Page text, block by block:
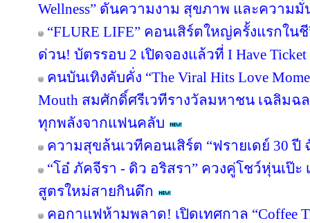
Wellness” ดันความงาม สุขภาพ และความ
“FLURE LIFE” คอนเสิร์ตใหญ่ครั้งแรกใ
ด่วน! บัตรรอบ 2 เปิดจองแล้วที่ I Have Ticket
คนบันเทิงคับคั่ง “The Viral Hits Love
Mouth สมศักดิ์ศรีเวทีรางวัลมหาชน เฉลิม
ทุกพลังจากแฟนคลับ
ความสุขล้นเวทีคอนเสิร์ต “ฟรายเดย์ 30
“โอ๋ ภัคจีรา - ดิว อริสรา” ควงคู่โชว์หุ่นเป๊ะ
สูตรใหม่สายกินดึก
คอกาแฟห้ามพลาด! เปิดเทศกาล “Coffee